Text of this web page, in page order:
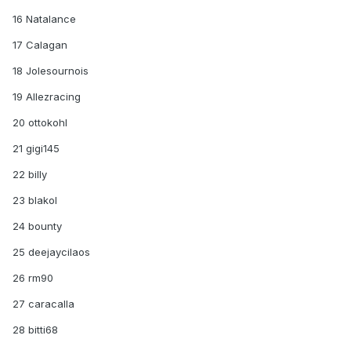
16 Natalance
17 Calagan
18 Jolesournois
19 Allezracing
20 ottokohl
21 gigi145
22 billy
23 blakol
24 bounty
25 deejaycilaos
26 rm90
27 caracalla
28 bitti68